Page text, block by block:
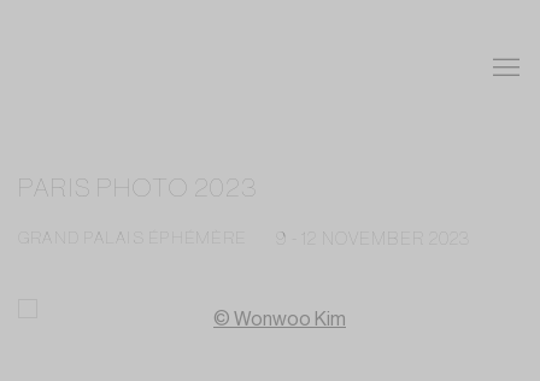
PARIS PHOTO 2023
GRAND PALAIS ÉPHÉMÈRE 9 - 12 NOVEMBER 2023
Open a larger version of the following image in a popup: